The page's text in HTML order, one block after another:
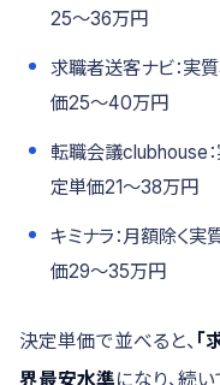
25〜36万円
求職者送客ナビ：実
価25〜40万円
転職会議clubhouse
定単価21〜38万円
キミナラ：月額除く
価29〜35万円
決定単価で並べると、 「
界最安水準になり、続